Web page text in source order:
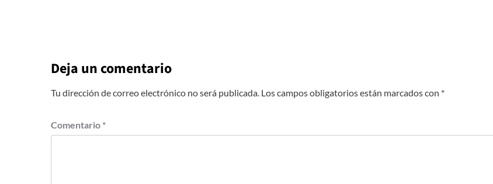
Deja un comentario
Tu dirección de correo electrónico no será publicada. Los campos obligatorios están marcados con *
Comentario *